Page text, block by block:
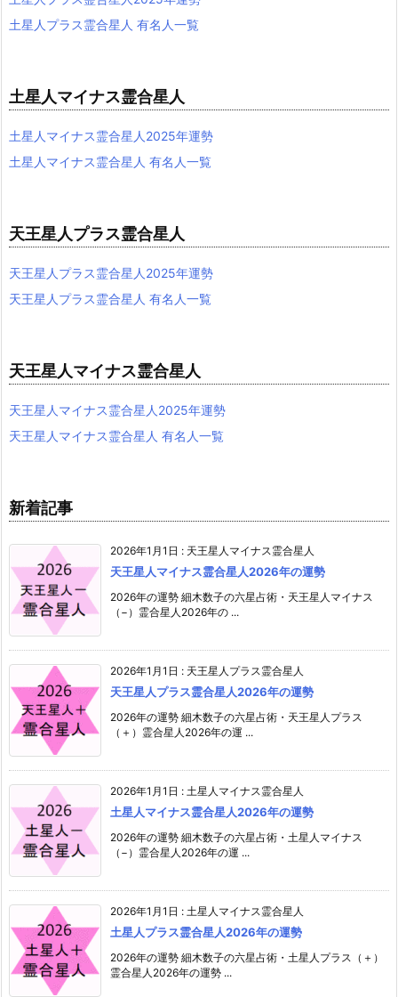
土星人プラス霊合星人 有名人一覧
土星人マイナス霊合星人
土星人マイナス霊合星人2025年運勢
土星人マイナス霊合星人 有名人一覧
天王星人プラス霊合星人
天王星人プラス霊合星人2025年運勢
天王星人プラス霊合星人 有名人一覧
天王星人マイナス霊合星人
天王星人マイナス霊合星人2025年運勢
天王星人マイナス霊合星人 有名人一覧
新着記事
2026年1月1日 : 天王星人マイナス霊合星人
天王星人マイナス霊合星人2026年の運勢
2026年の運勢 細木数子の六星占術・天王星人マイナス
（−）霊合星人2026年の ...
2026年1月1日 : 天王星人プラス霊合星人
天王星人プラス霊合星人2026年の運勢
2026年の運勢 細木数子の六星占術・天王星人プラス
（＋）霊合星人2026年の運 ...
2026年1月1日 : 土星人マイナス霊合星人
土星人マイナス霊合星人2026年の運勢
2026年の運勢 細木数子の六星占術・土星人マイナス
（−）霊合星人2026年の運 ...
2026年1月1日 : 土星人マイナス霊合星人
土星人プラス霊合星人2026年の運勢
2026年の運勢 細木数子の六星占術・土星人プラス（＋）
霊合星人2026年の運勢 ...